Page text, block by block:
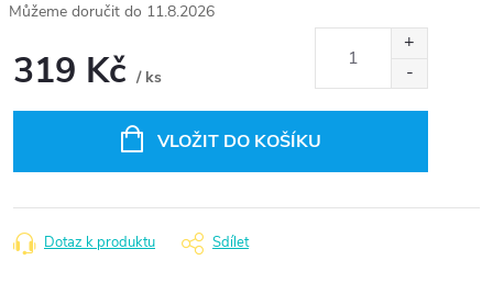
11.8.2026
319 Kč / ks
VLOŽIT DO KOŠÍKU
Dotaz k produktu Sdílet